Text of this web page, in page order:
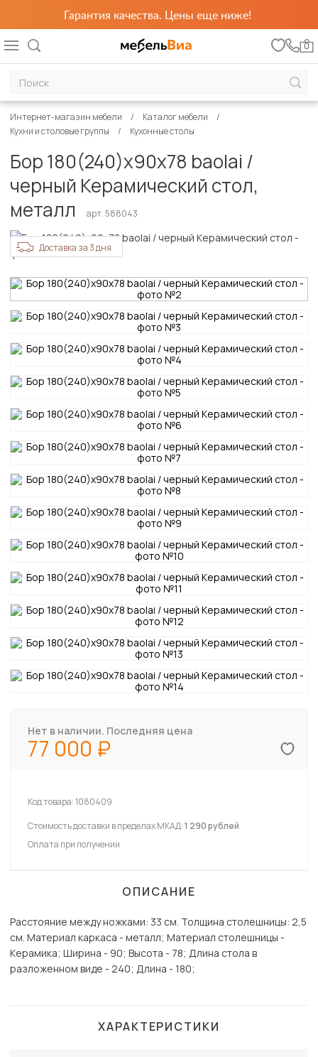
Гарантия качества. Цены еще ниже!
0
Интернет-магазин мебели
Каталог мебели
Кухни и столовые группы
Кухонные столы
Бор 180(240)х90х78 baolai /
черный Керамический стол,
металл
арт. 588043
Доставка за 3 дня
Нет в наличии. Последняя цена
77 000
Код товара:1080409
Стоимость доставки в пределах МКАД:1 290 рублей
Оплата при получении
ОПИСАНИЕ
Расстояние между ножками: 33 см. Толщина столешницы: 2,5
см. Материал каркаса - металл; Материал столешницы -
Керамика; Ширина - 90; Высота - 78; Длина стола в
разложенном виде - 240; Длина - 180;
ХАРАКТЕРИСТИКИ